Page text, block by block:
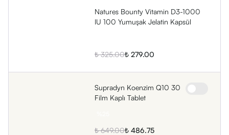
VitaminBox olarak, orijinal Natures Bounty Vitamin D3-1000
avantajlı alışveriş seçenekleriyle sunmaktayız.
Natures Bounty Vitamin D3-1000
IU 100 Yumuşak Jelatin Kapsül
₺ 325.00₺ 279.00
Supradyn Koenzim Q10 30
Film Kaplı Tablet
₺ 649.00₺ 486.75